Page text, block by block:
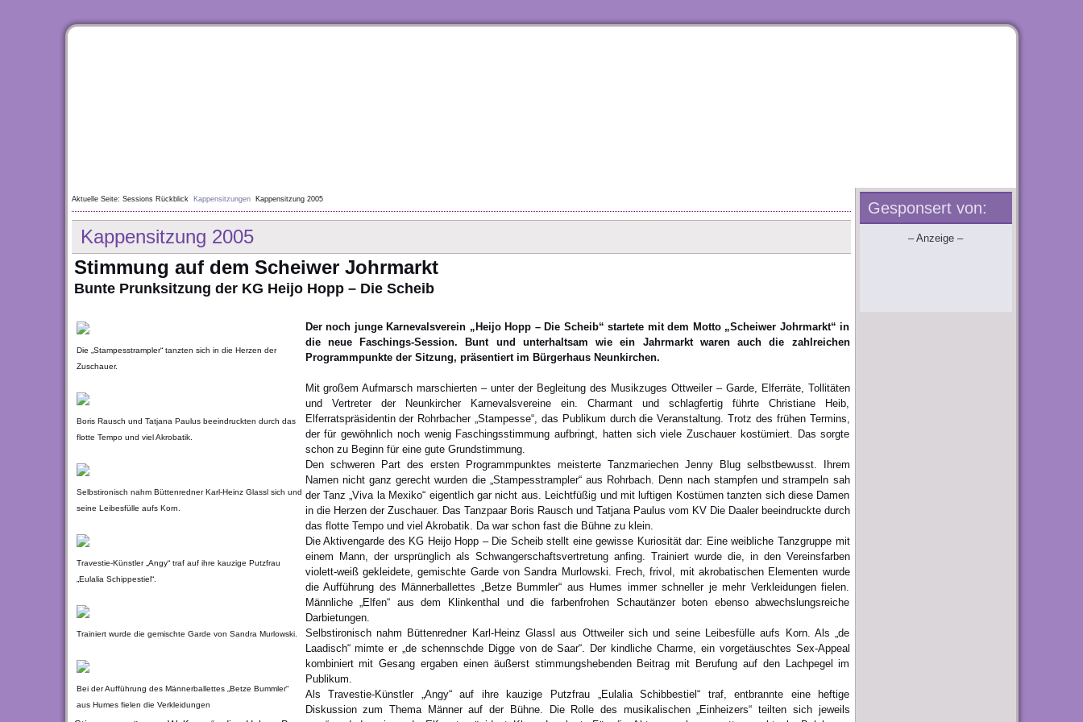
Aktuelle Seite: Sessions Rückblick Kappensitzungen Kappensitzung 2005
Kappensitzung 2005
Stimmung auf dem Scheiwer Johrmarkt
Bunte Prunksitzung der KG Heijo Hopp – Die Scheib
Die „Stampesstrampler“ tanzten sich in die Herzen der
Zuschauer.
Boris Rausch und Tatjana Paulus beeindruckten durch das
flotte Tempo und viel Akrobatik.
Selbstironisch nahm Büttenredner Karl-Heinz Glassl sich und
seine Leibesfülle aufs Korn.
Travestie-Künstler „Angy“ traf auf ihre kauzige Putzfrau
„Eulalia Schippestiel“.
Trainiert wurde die gemischte Garde von Sandra Murlowski.
Bei der Aufführung des Männerballettes „Betze Bummler“
aus Humes fielen die Verkleidungen
Der noch junge Karnevalsverein „Heijo Hopp – Die Scheib“ startete mit dem Motto „Scheiwer Johrmarkt“ in
die neue Faschings-Session. Bunt und unterhaltsam wie ein Jahrmarkt waren auch die zahlreichen
Programmpunkte der Sitzung, präsentiert im Bürgerhaus Neunkirchen.
Mit großem Aufmarsch marschierten – unter der Begleitung des Musikzuges Ottweiler – Garde, Elferräte, Tollitäten
und Vertreter der Neunkircher Karnevalsvereine ein. Charmant und schlagfertig führte Christiane Heib,
Elferratspräsidentin der Rohrbacher „Stampesse“, das Publikum durch die Veranstaltung. Trotz des frühen Termins,
der für gewöhnlich noch wenig Faschingsstimmung aufbringt, hatten sich viele Zuschauer kostümiert. Das sorgte
schon zu Beginn für eine gute Grundstimmung.
Den schweren Part des ersten Programmpunktes meisterte Tanzmariechen Jenny Blug selbstbewusst. Ihrem
Namen nicht ganz gerecht wurden die „Stampesstrampler“ aus Rohrbach. Denn nach stampfen und strampeln sah
der Tanz „Viva la Mexiko“ eigentlich gar nicht aus. Leichtfüßig und mit luftigen Kostümen tanzten sich diese Damen
in die Herzen der Zuschauer. Das Tanzpaar Boris Rausch und Tatjana Paulus vom KV Die Daaler beeindruckte durch
das flotte Tempo und viel Akrobatik. Da war schon fast die Bühne zu klein.
Die Aktivengarde des KG Heijo Hopp – Die Scheib stellt eine gewisse Kuriosität dar: Eine weibliche Tanzgruppe mit
einem Mann, der ursprünglich als Schwangerschaftsvertretung anfing. Trainiert wurde die, in den Vereinsfarben
violett-weiß gekleidete, gemischte Garde von Sandra Murlowski. Frech, frivol, mit akrobatischen Elementen wurde
die Aufführung des Männerballettes „Betze Bummler“ aus Humes immer schneller je mehr Verkleidungen fielen.
Männliche „Elfen“ aus dem Klinkenthal und die farbenfrohen Schautänzer boten ebenso abwechslungsreiche
Darbietungen.
Selbstironisch nahm Büttenredner Karl-Heinz Glassl aus Ottweiler sich und seine Leibesfülle aufs Korn. Als „de
Laadisch“ mimte er „de schennschde Digge von de Saar“. Der kindliche Charme, ein vorgetäuschtes Sex-Appeal
kombiniert mit Gesang ergaben einen äußerst stimmungshebenden Beitrag mit Berufung auf den Lachpegel im
Publikum.
Als Travestie-Künstler „Angy“ auf ihre kauzige Putzfrau „Eulalia Schibbestiel“ traf, entbrannte eine heftige
Diskussion zum Thema Männer auf der Bühne. Die Rolle des musikalischen „Einheizers“ teilten sich jeweils
Gesponsert von:
– Anzeige –